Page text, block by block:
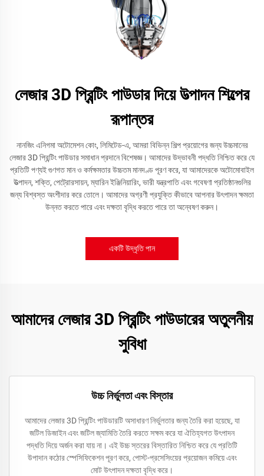
লেজার 3D প্রিন্টিং পাউডার দিয়ে উত্পাদন শিল্পের
রূপান্তর
নানজিং এনিগমা অটোমেশন কোং, লিমিটেড-এ, আমরা বিভিন্ন শিল্প প্রয়োগের জন্য উচ্চমানের
লেজার 3D প্রিন্টিং পাউডার সমাধান প্রদানে বিশেষজ্ঞ। আমাদের উদ্ভাবনী পদ্ধতি নিশ্চিত করে যে
প্রতিটি পণ্যই গুণগত মান ও কর্মক্ষমতার উচ্চতম মানদণ্ড পূরণ করে, যা আমাদেরকে অটোমোবাইল
উত্পাদন, শক্তি, পেট্রোরসায়ন, ম্যারিন ইঞ্জিনিয়ারিং, ভারী যন্ত্রপাতি এবং গবেষণা প্রতিষ্ঠানগুলির
জন্য বিশ্বস্ত অংশীদার করে তোলে। আমাদের অগ্রণী প্রযুক্তি কীভাবে আপনার উৎপাদন ক্ষমতা
উন্নত করতে পারে এবং দক্ষতা বৃদ্ধি করতে পারে তা অন্বেষণ করুন।
একটি উদ্ধৃতি পান
আমাদের লেজার 3D প্রিন্টিং পাউডারের অতুলনীয়
সুবিধা
উচ্চ নির্ভুলতা এবং বিস্তার
আমাদের লেজার 3D প্রিন্টিং পাউডারটি অসাধারণ নির্ভুলতার জন্য তৈরি করা হয়েছে, যা
জটিল ডিজাইন এবং জটিল জ্যামিতি তৈরি করতে সক্ষম করে যা ঐতিহ্যগত উৎপাদন
পদ্ধতি দিয়ে অর্জন করা যায় না। এই উচ্চ স্তরের বিস্তারিত নিশ্চিত করে যে প্রতিটি
উপাদান কঠোর স্পেসিফিকেশন পূরণ করে, পোস্ট-প্রসেসিংয়ের প্রয়োজন কমিয়ে এবং
মোট উৎপাদন দক্ষতা বৃদ্ধি করে।